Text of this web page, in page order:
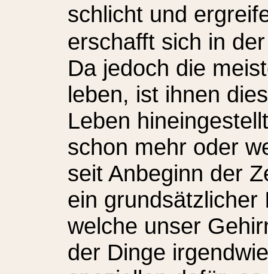
schlicht und
erschafft sich in
Da jedoch die
leben, ist ihnen
Leben
schon mehr oder
seit Anbeginn der
ein
welche unser
der Dinge